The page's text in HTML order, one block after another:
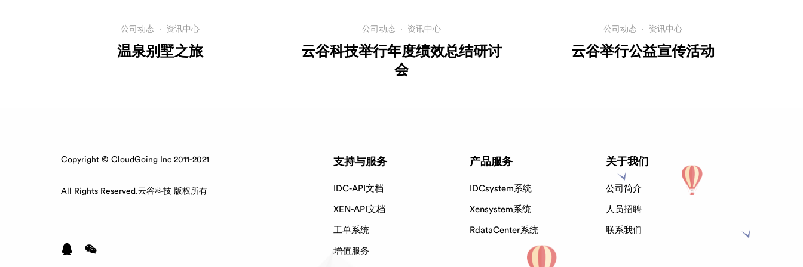
公司动态 · 资讯中心
温泉别墅之旅
公司动态 · 资讯中心
云谷科技举行年度绩效总结研讨
会
公司动态 · 资讯中心
云谷举行公益宣传活动
Copyright © CloudGoing Inc 2011-2021
All Rights Reserved.云谷科技 版权所有
支持与服务
IDC-API文档
XEN-API文档
工单系统
增值服务
产品服务
IDCsystem系统
Xensystem系统
RdataCenter系统
关于我们
公司简介
人员招聘
联系我们